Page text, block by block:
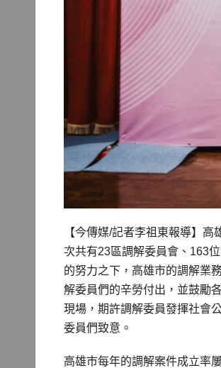
【今傳媒/記者李祖東報導】
次共有23區調解委員會、163
的努力之下，高雄市的調解業
解委員們的辛勞付出，並鼓勵
現場，期許調解委員發揮社會
委員們致意。
高雄市每年的調解案件成立率